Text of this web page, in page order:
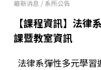
最新消息 / 系所公告
【課程資訊】法律
課暨教室資訊
法律系彈性多元學習